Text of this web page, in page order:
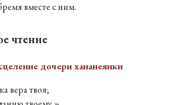
вместе с ним.
чтение
дочери хананеянки
вера твоя;